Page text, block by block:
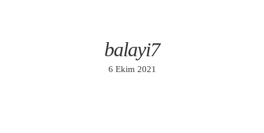
balayi7
6 Ekim 2021